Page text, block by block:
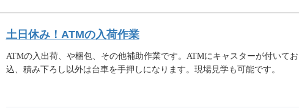
土日休み！ATMの入荷作業
ATMの入出荷、や梱包、その他補助作業です。ATMにキャスターが付いて
込、積み下ろし以外は台車を手押しになります。現場見学も可能です。